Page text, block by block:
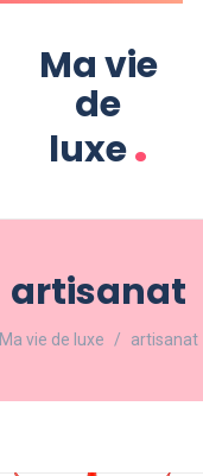
Ma vie
de
luxe.
artisanat
Ma vie de luxe artisanat